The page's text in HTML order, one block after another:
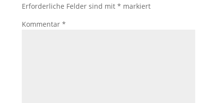
Erforderliche Felder sind mit * markiert
Kommentar *